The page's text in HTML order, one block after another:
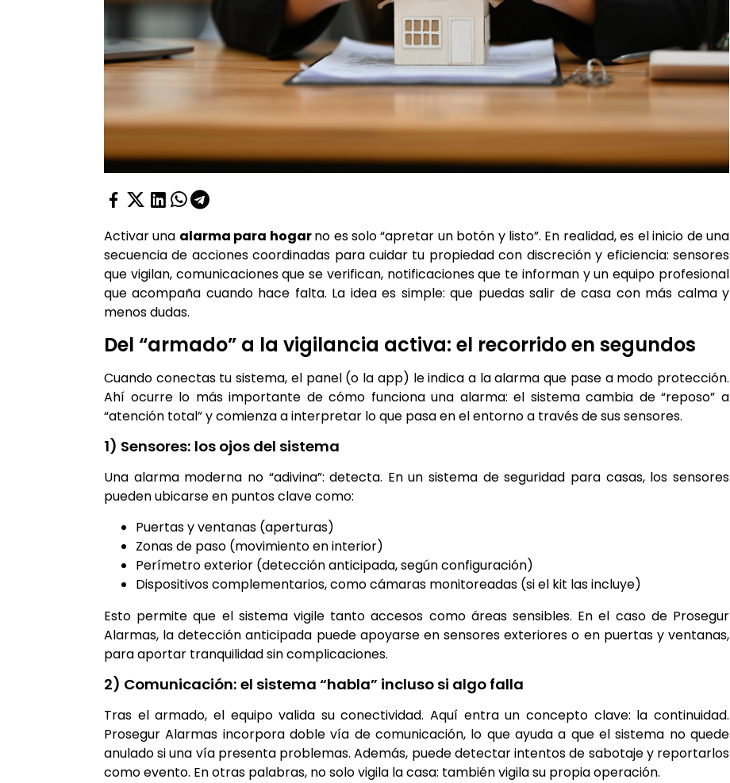
Activar una alarma para hogarno es solo “apretar un botón y listo”. En realidad, es el inicio de una
secuencia de acciones coordinadas para cuidar tu propiedad con discreción y eficiencia: sensores
que vigilan, comunicaciones que se verifican, notificaciones que te informan y un equipo profesional
que acompaña cuando hace falta. La idea es simple: que puedas salir de casa con más calma y
menos dudas.
Del “armado” a la vigilancia activa: el recorrido en segundos
Cuando conectas tu sistema, el panel (o la app) le indica a la alarma que pase a modo protección.
Ahí ocurre lo más importante de cómo funciona una alarma: el sistema cambia de “reposo” a
“atención total” y comienza a interpretar lo que pasa en el entorno a través de sus sensores.
1) Sensores: los ojos del sistema
Una alarma moderna no “adivina”: detecta. En un sistema de seguridad para casas, los sensores
pueden ubicarse en puntos clave como:
Puertas y ventanas (aperturas)
Zonas de paso (movimiento en interior)
Perímetro exterior (detección anticipada, según configuración)
Dispositivos complementarios, como cámaras monitoreadas (si el kit las incluye)
Esto permite que el sistema vigile tanto accesos como áreas sensibles. En el caso de Prosegur
Alarmas, la detección anticipada puede apoyarse en sensores exteriores o en puertas y ventanas,
para aportar tranquilidad sin complicaciones.
2) Comunicación: el sistema “habla” incluso si algo falla
Tras el armado, el equipo valida su conectividad. Aquí entra un concepto clave: la continuidad.
Prosegur Alarmas incorpora doble vía de comunicación, lo que ayuda a que el sistema no quede
anulado si una vía presenta problemas. Además, puede detectar intentos de sabotaje y reportarlos
como evento. En otras palabras, no solo vigila la casa: también vigila su propia operación.